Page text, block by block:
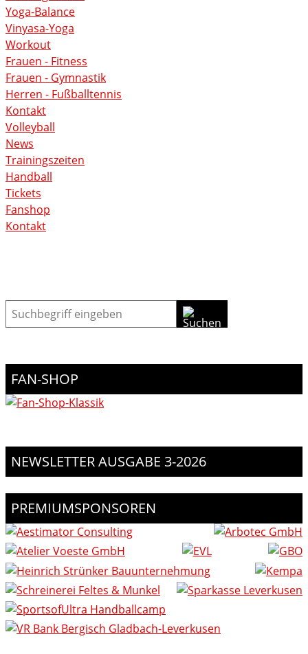
Yoga-Balance
Vinyasa-Yoga
Workout
Frauen - Fitness
Frauen - Gymnastik
Herren - Fußballtennis
Kontakt
Volleyball
News
Trainingszeiten
Handball
Tickets
Fanshop
Kontakt
Suche
FAN-SHOP
NEWSLETTER AUSGABE 3-2026
PREMIUMSPONSOREN